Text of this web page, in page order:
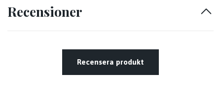
Recensioner
Recensera produkt